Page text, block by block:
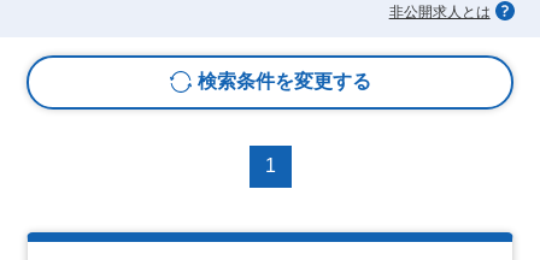
非公開求人とは
検索条件を変更する
1